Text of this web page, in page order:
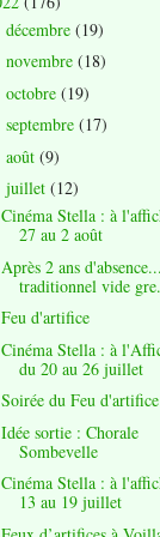
décembre (19)
novembre (18)
octobre (19)
septembre (17)
août (9)
juillet (12)
Cinéma Stella : à
27 au 2 août
Après 2 ans
traditionnel vide
Feu d'artifice
Cinéma Stella : à
du 20 au 26 juillet
Soirée du Feu d'artifice
Idée sortie : Chorale
Sombevelle
Cinéma Stella : à
13 au 19 juillet